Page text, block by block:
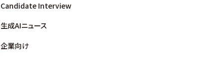
Candidate Interview
生成AIニュース
企業向け